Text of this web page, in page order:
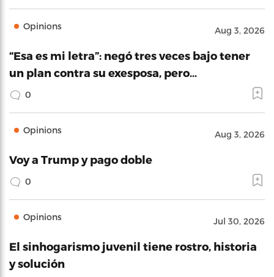
Opinions Aug 3, 2026
“Esa es mi letra”: negó tres veces bajo tener
un plan contra su exesposa, pero…
0
Opinions Aug 3, 2026
Voy a Trump y pago doble
0
Opinions Jul 30, 2026
El sinhogarismo juvenil tiene rostro, historia
y solución